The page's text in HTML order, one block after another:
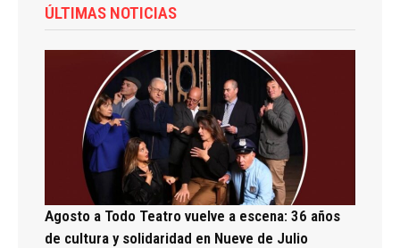
ÚLTIMAS NOTICIAS
Agosto a Todo Teatro vuelve a escena: 36 años
de cultura y solidaridad en Nueve de Julio